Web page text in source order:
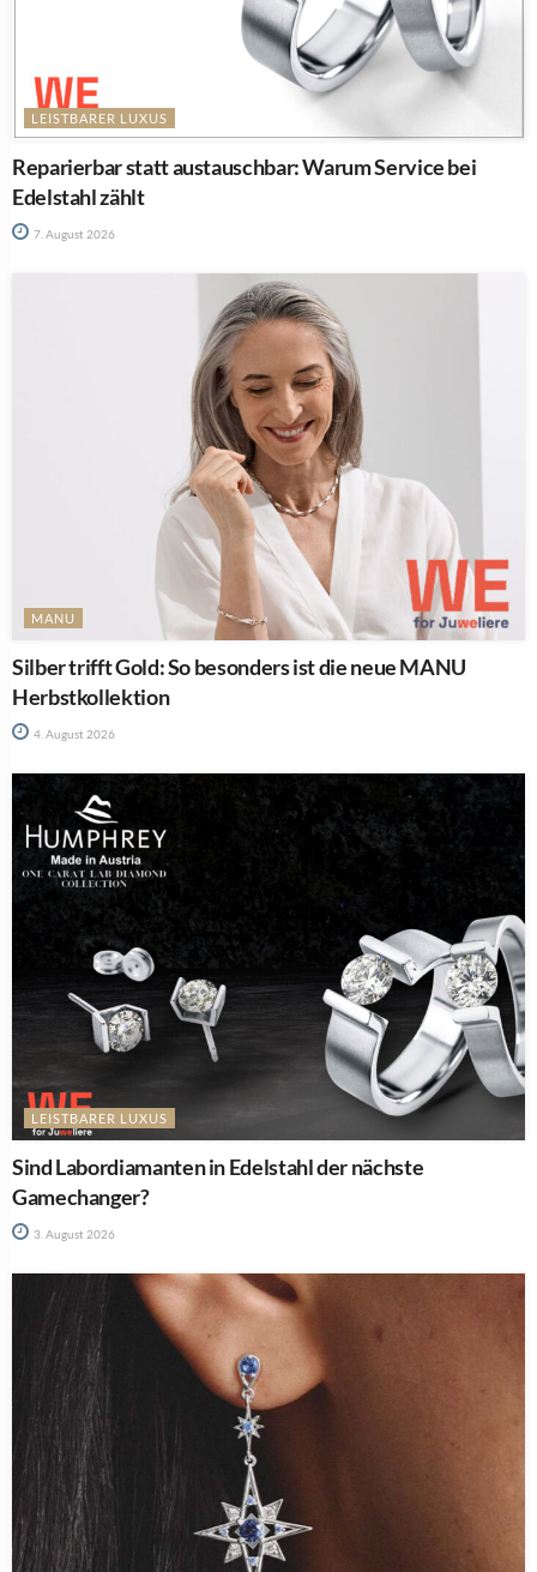
LEISTBARER LUXUS
Reparierbar statt austauschbar: Warum Service bei
Edelstahl zählt
7. August 2026
MANU
Silber trifft Gold: So besonders ist die neue MANU
Herbstkollektion
4. August 2026
LEISTBARER LUXUS
Sind Labordiamanten in Edelstahl der nächste
Gamechanger?
3. August 2026